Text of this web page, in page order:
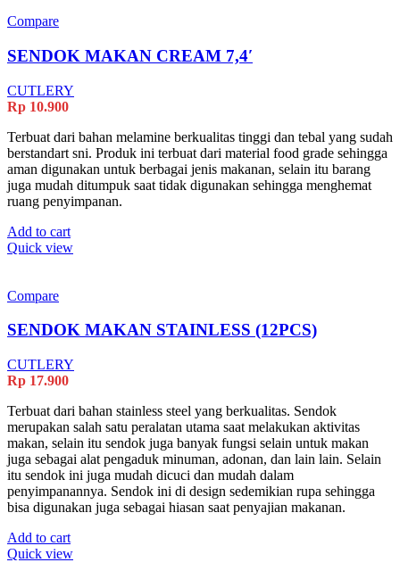
Compare
SENDOK MAKAN CREAM 7,4′
CUTLERY
Rp 10.900
Terbuat dari bahan melamine berkualitas tinggi dan tebal yang sudah
berstandart sni. Produk ini terbuat dari material food grade sehingga
aman digunakan untuk berbagai jenis makanan, selain itu barang
juga mudah ditumpuk saat tidak digunakan sehingga menghemat
ruang penyimpanan.
Add to cart
Quick view
Compare
SENDOK MAKAN STAINLESS (12PCS)
CUTLERY
Rp 17.900
Terbuat dari bahan stainless steel yang berkualitas. Sendok
merupakan salah satu peralatan utama saat melakukan aktivitas
makan, selain itu sendok juga banyak fungsi selain untuk makan
juga sebagai alat pengaduk minuman, adonan, dan lain lain. Selain
itu sendok ini juga mudah dicuci dan mudah dalam
penyimpanannya. Sendok ini di design sedemikian rupa sehingga
bisa digunakan juga sebagai hiasan saat penyajian makanan.
Add to cart
Quick view